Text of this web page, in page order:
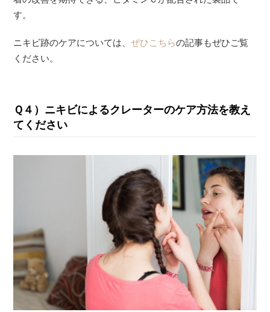
す。
ニキビ跡のケアについては、ぜひこちらの記事もぜひご覧
ください。
Ｑ４）ニキビによるクレーターのケア方法を教え
てください